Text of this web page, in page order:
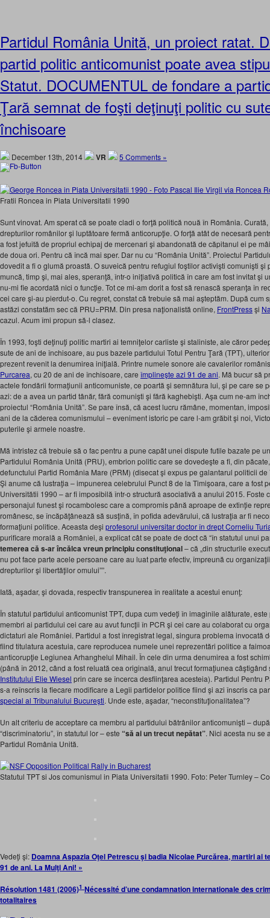
Partidul România Unită, un proiect ratat.
partid politic anticomunist poate avea
Statut. DOCUMENTUL de fondare a
Ţară semnat de foşti deţinuţi politic cu
închisoare
December 13th, 2014 VR 5 Comments »
Fratii Roncea in Piata Universitatii 1990
Sunt vinovat. Am sperat că se poate cladi o forţă politică nouă în România.
drepturilor românilor şi luptătoare fermă anticorupţie. O forţă atât de necesară
a fost jefuită de propriul echipaj de mercenari şi abandonată de căpitanul ei pe
de doua ori. Pentru că încă mai sper. Dar nu cu “România Unită”. Proiectul
dovedit a fi o glumă proastă. O suveică pentru refugiul foştilor activişti comunişti şi
muncă, timp şi, mai ales, speranţă, într-o iniţiativă politică în care am fost invitat şi
nu-mi fie acordată nici o funcţie. Tot ce mi-am dorit a fost să renască speranţa în
cei care şi-au pierdut-o. Cu regret, constat că trebuie să mai aşteptăm. După cum
astăzi constatăm sec că PRU=PRM. Din presa naţionalistă online, FrontPressşi
cazul. Acum îmi propun să-l clasez.
În 1993, foşti deţinuţi politic martiri ai temniţelor carliste şi staliniste, ale căror
sute de ani de închisoare, au pus bazele partidului Totul Pentru Ţară (TPT),
prezent revenit la denumirea iniţială. Printre numele sonore ale cavalerilor
Purcarea, cu 20 de ani de închisoare, care împlineşte azi 91 de ani. Mă bucur să
actele fondării formaţiunii anticomuniste, ce poartă şi semnătura lui, şi pe care se
azi: de a avea un partid tânăr, fără comunişti şi fără kaghebişti. Aşa cum ne-am
proiectul “România Unită”. Se pare însă, că acest lucru rămâne, momentan,
ani de la căderea comunismului – eveniment istoric pe care l-am grăbit şi noi,
puterile şi armele noastre.
Mă întristez că trebuie să o fac pentru a pune capăt unei dispute futile bazate pe
Partidului România Unită (PRU), embrion politic care se dovedeşte a fi, din
defunctului Partid România Mare (PRM) (disecat şi expus pe galantarul politicii
Şi anume că lustraţia – impunerea celebrului Punct 8 de la Timişoara, care a fost
Universitătii 1990 – ar fi imposibilă într-o structură asociativă a anului 2015. Foste
personajul funest şi rocambolesc care a compromis până aproape de extinţie
românesc, se încăpăţânează să susţină, în pofida adevărului, că lustraţia ar fi
formaţiuni politice. Aceasta deşi profesorul universitar doctor în drept Corneliu
purificare morală a României, a explicat cât se poate de doct că “în statutul unui
temerea că s-ar încălca vreun principiu constituţional– că „din structurile
nu pot face parte acele persoane care au luat parte efectiv, împreună cu
drepturilor şi libertăţilor omului””.
Iată, aşadar, şi dovada, respectiv transpunerea în realitate a acestui enunţ:
În statutul partidului anticomunist TPT, dupa cum vedeţi în imaginile alăturate,
membri ai partidului cei care au avut funcţii în PCR şi cei care au colaborat cu
dictaturi ale României. Partidul a fost înregistrat legal, singura problema invocată
fiind titulatura acestuia, care reproducea numele unei reprezentări politice a
anticorupţie Legiunea Arhanghelul Mihail. În cele din urma denumirea a fost
(până în 2012, când a fost reluată cea originală, anul trecut formaţiunea
Institutului Elie Wiesel prin care se încerca desfiinţarea acesteia). Partidul Pentru
s-a reînscris la fiecare modificare a Legii partidelor politice fiind şi azi înscris ca
special al Tribunalului Bucureşti. Unde este, aşadar, “neconstituţionalitatea”?
Un alt criteriu de acceptare ca membru al partidului bătrânilor anticomunişti –
“discriminatoriu”, în statutul lor – este “să ai un trecut nepătat”. Nici acesta nu se
Partidul România Unită.
Statutul TPT si Jos comunismul in Piata Universitatii 1990. Foto: Peter Turnley –
Vedeţi şi: Doamna Aspazia Oţel Petrescu şi badia Nicolae Purcărea, martiri ai
91 de ani. La Mulţi Ani! »
Résolution 1481 (2006)1 Nécessité d’une condamnation internationale des
totalitaires